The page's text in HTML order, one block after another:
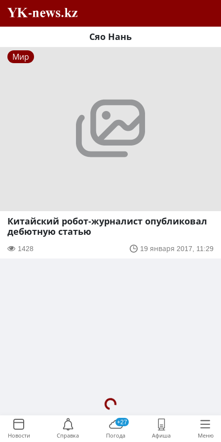
Сяо Нань
Мир
Китайский робот-журналист опубликовал
дебютную статью
1428 19 января 2017, 11:29
Новости Справка
+27
Погода Афиша Меню